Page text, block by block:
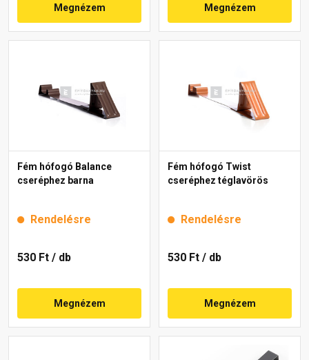
Megnézem Megnézem
Fém hófogó Balance
cseréphez barna
Rendelésre
530 Ft / db
Megnézem
Fém hófogó Twist
cseréphez téglavörös
Rendelésre
530 Ft / db
Megnézem